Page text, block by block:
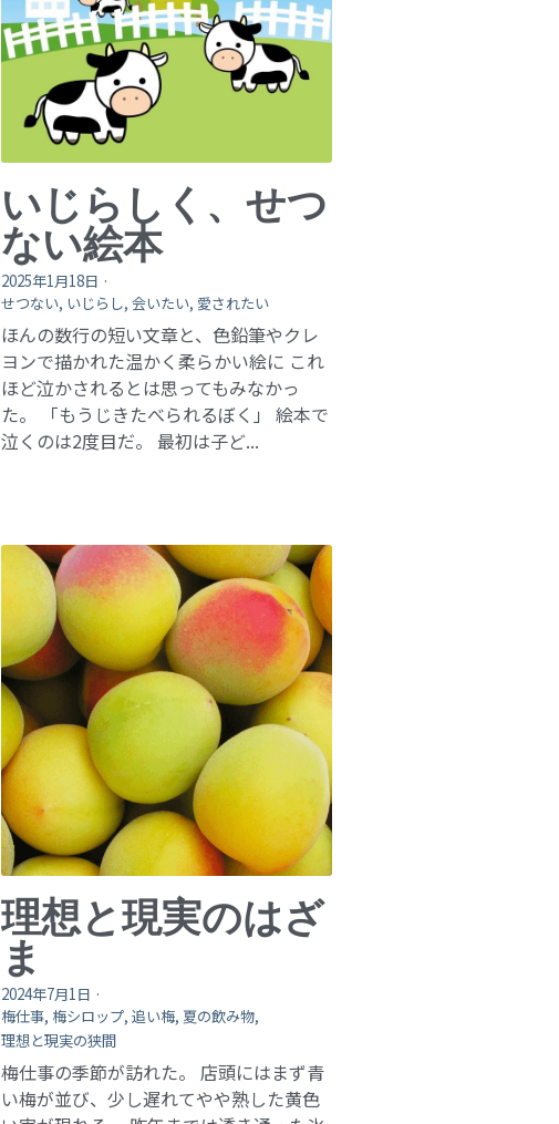
いじらしく、せつ
ない絵本
2025年1月18日 ·
せつない, いじらし, 会いたい, 愛されたい
ほんの数行の短い文章と、色鉛筆やクレ
ヨンで描かれた温かく柔らかい絵に これ
ほど泣かされるとは思ってもみなかっ
た。 「もうじきたべられるぼく」 絵本で
泣くのは2度目だ。 最初は子ど...
理想と現実のはざ
ま
2024年7月1日 ·
梅仕事, 梅シロップ, 追い梅, 夏の飲み物,
理想と現実の狭間
梅仕事の季節が訪れた。 店頭にはまず青
い梅が並び、少し遅れてやや熟した黄色